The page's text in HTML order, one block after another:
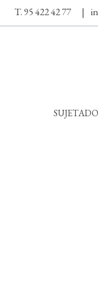
T. 95 422 42 77 |